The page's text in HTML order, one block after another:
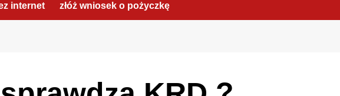
internet złóż wniosek o pożyczkę